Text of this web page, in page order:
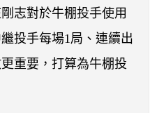
志對於牛棚投手使用
投手每場1局、連續出
重要，打算為牛棚投